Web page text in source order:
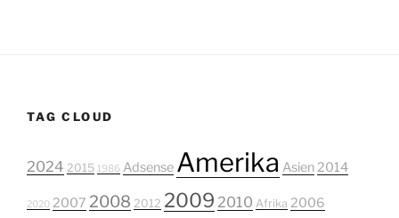
TAG CLOUD
2024 2015 1986 Adsense Amerika Asien2014
2020 2007 2008 2012 2009 2010 Afrika 2006